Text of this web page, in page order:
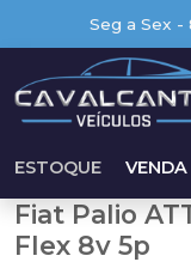
Seg a Sex -
ESTOQUE VENDA
Fiat Palio
Flex 8v 5p